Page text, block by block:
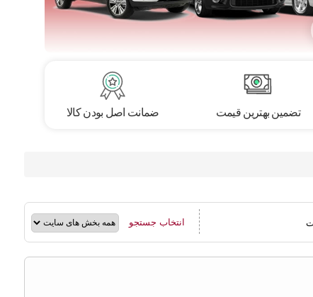
تضمین بهترین قیمت ضمانت اصل بودن کالا
انتخاب جستجو